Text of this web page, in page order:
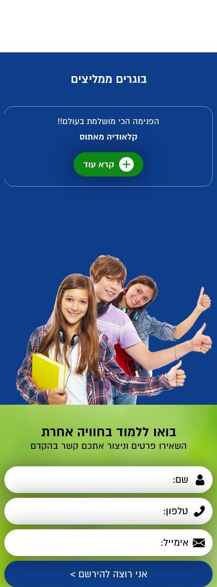
בוגרים ממליצים
הפנימה הכי מושלמת בעולם!!
קלאודיה מאתוס
קרא עוד
בואו ללמוד בחוויה אחרת
השאירו פרטים וניצור אתכם קשר בהקדם